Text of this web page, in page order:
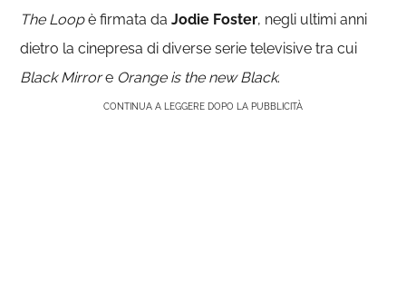
The Loopè firmata daJodie Foster, negli ultimi anni
dietro la cinepresa di diverse serie televisive tra cui
Black Mirrore Orange is the new Black.
CONTINUA A LEGGERE DOPO LA PUBBLICITÀ